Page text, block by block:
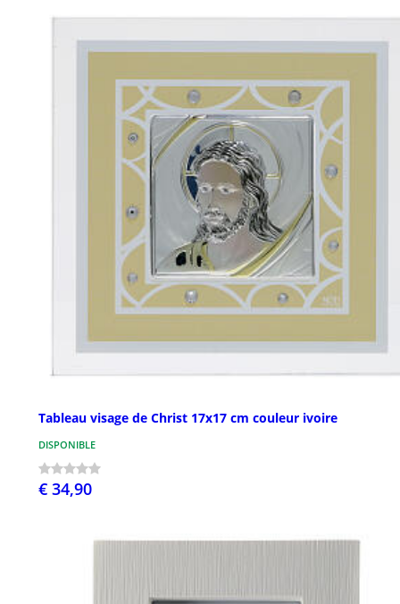
Tableau visage de Christ 17x17 cm couleur ivoire
DISPONIBLE
€ 34,90